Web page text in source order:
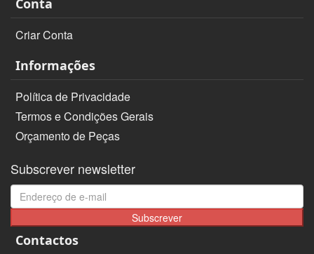
Conta
Criar Conta
Informações
Política de Privacidade
Termos e Condições Gerais
Orçamento de Peças
Subscrever newsletter
Subscrever
Contactos